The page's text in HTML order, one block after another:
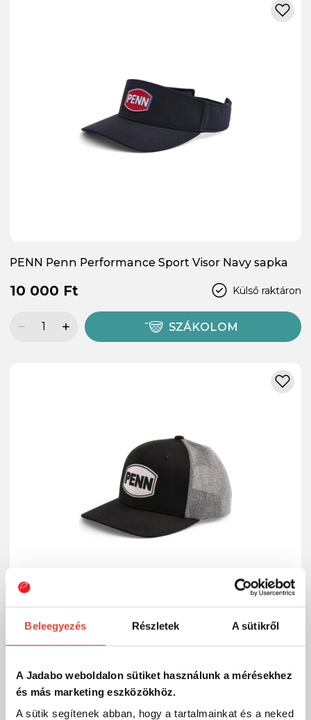
Beleegyezés Részletek A sütikről
A Jadabo weboldalon sütiket használunk a mérésekhez
és más marketing eszközökhöz.
A sütik segítenek abban, hogy a tartalmainkat és a neked
PENN Penn Performance Sport Visor Navy sapka
Külső raktáron
10 000 Ft
SZÁKOLOM
PENN Penn Trucker Black Heather Grey sapka
SZÁKOLOM